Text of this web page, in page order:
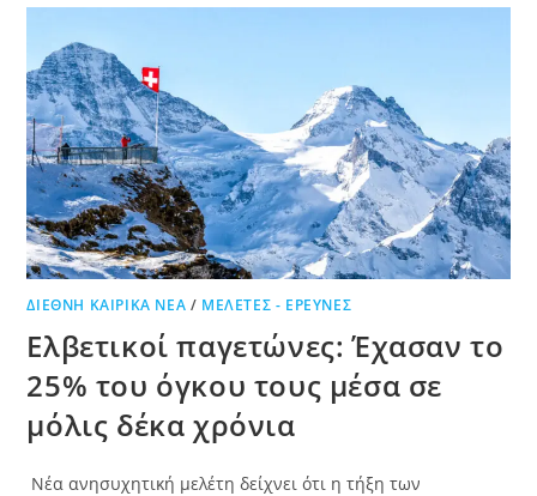
ΔΙΕΘΝΉ ΚΑΙΡΙΚΆ ΝΈΑ / ΜΕΛΈΤΕΣ - ΈΡΕΥΝΕΣ
Ελβετικοί παγετώνες: Έχασαν το
25% του όγκου τους μέσα σε
μόλις δέκα χρόνια
Νέα ανησυχητική μελέτη δείχνει ότι η τήξη των